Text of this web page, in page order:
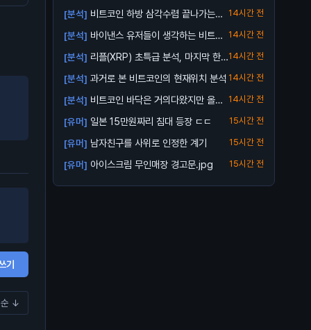
기
순 ↓
오를 수 ...
[분석] 비트코인 하방 삼각수렴 끝나가는
중..
14시간 전
[분석] 바이낸스 유저들이 생각하는 비트코
인 바닥
14시간 전
[분석] 리플(XRP) 초특급 분석, 마지막 한
번 받아...
14시간 전
[분석] 과거로 본 비트코인의 현재위치 분석 14시간 전
[분석] 비트코인 바닥은 거의다왔지만 올인
은 금지
14시간 전
[유머] 일본 15만원짜리 침대 등장 ㄷㄷ 15시간 전
[유머] 남자친구를 사위로 인정한 계기 15시간 전
[유머] 아이스크림 무인매장 경고문.jpg 15시간 전